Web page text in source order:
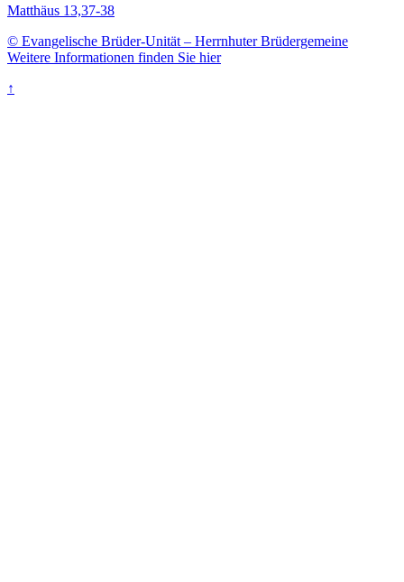
Matthäus 13,37-38
© Evangelische Brüder-Unität – Herrnhuter Brüdergemeine
Weitere Informationen finden Sie hier
↑